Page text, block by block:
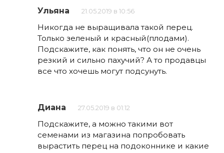
Ульяна 21.05.2019 в 10:56
Никогда не выращивала такой перец.
Только зеленый и красный(плодами).
Подскажите, как понять, что он не очень
резкий и сильно пахучий? А то продавцы
все что хочешь могут подсунуть.
Диана 27.05.2019 в 01:12
Подскажите, а можно такими вот
семенами из магазина попробовать
вырастить перец на подоконнике и какие